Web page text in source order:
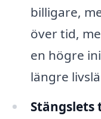
billigare,
över tid,
en högre
längre
Stängslets